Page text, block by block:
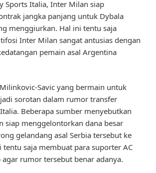
Sports Italia, Inter Milan siap
jangka panjang untuk Dybala
menggiurkan. Hal ini tentu saja
Inter Milan sangat antusias dengan
pemain asal Argentina
Savic yang bermain untuk
sorotan dalam rumor transfer
Beberapa sumber menyebutkan
siap menggelontorkan dana besar
gelandang asal Serbia tersebut ke
tentu saja membuat para suporter AC
rumor tersebut benar adanya.